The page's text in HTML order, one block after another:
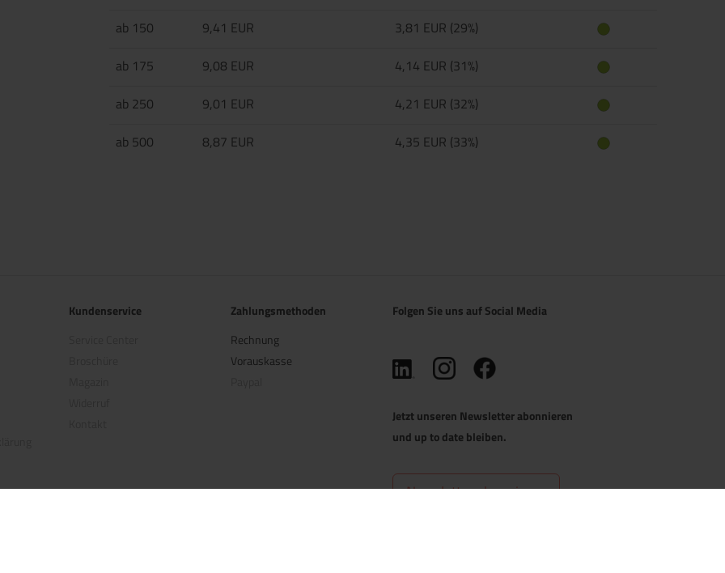
ab 150
9,41 EUR
3,81 EUR (29%)
ab 175
9,08 EUR
4,14 EUR (31%)
ab 250
9,01 EUR
4,21 EUR (32%)
ab 500
8,87 EUR 4,35 EUR (33%)
Kundenservice
Zahlungsmethoden
Rechnung
Vorauskasse
Folgen Sie uns auf Social Media
(öffnet in neuem Tab)
(öffnet in neuem Tab)
(öffnet in neuem Tab)
Jetzt unseren Newsletter abonnieren
und up to date bleiben.
Newsletter abonnieren